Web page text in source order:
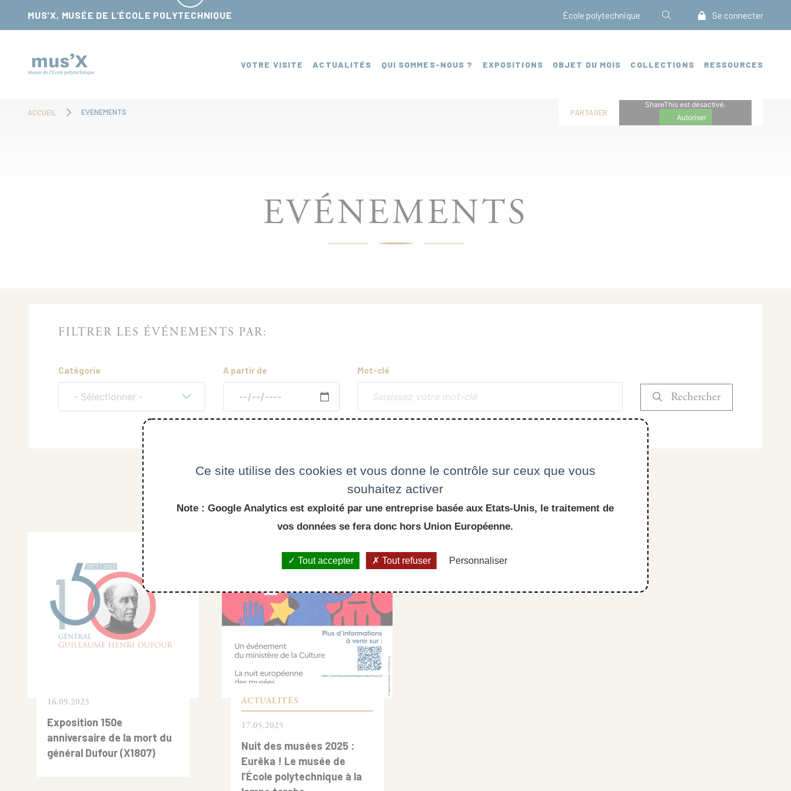
MUS'X, MUSÉE DE L’ÉCOLE POLYTECHNIQUE École polytechnique Se connecter
VOTRE VISITE ACTUALITÉS QUI SOMMES-NOUS ? EXPOSITIONS OBJET DU MOIS COLLECTIONS RESSOURCES
ACCUEIL EVÉNEMENTS PARTAGER
ShareThis est désactivé.
Autoriser
EVÉNEMENTS
FILTRER LES ÉVÉNEMENTS PAR:
Catégorie
- Sélectionner -
A partir de Mot-clé
Réinitialiser
Rechercher
16.09.2025
Exposition 150e
anniversaire de la mort du
général Dufour (X1807)
ACTUALITÉS
17.05.2025
Nuit des musées 2025 :
Eurêka ! Le musée de
l’École polytechnique à la
Ce site utilise des cookies et vous donne le contrôle sur ceux que vous
souhaitez activer
Note : Google Analytics est exploité par une entreprise basée aux Etats-Unis, le traitement de
vos données se fera donc hors Union Européenne.
Tout accepter Tout refuser Personnaliser